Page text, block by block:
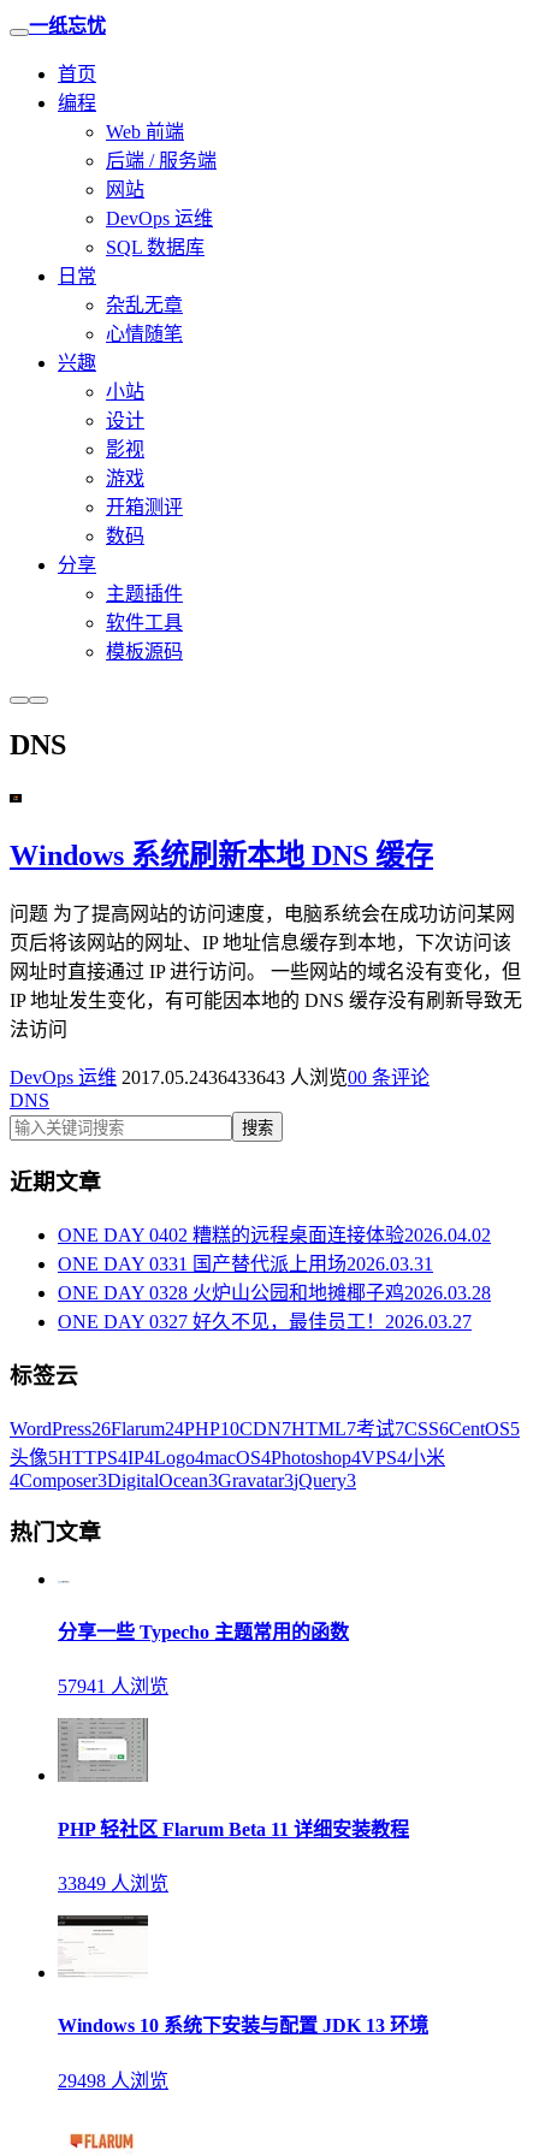
一纸忘忧
首页
编程
Web 前端
后端 / 服务端
网站
DevOps 运维
SQL 数据库
日常
杂乱无章
心情随笔
兴趣
小站
设计
影视
游戏
开箱测评
数码
分享
主题插件
软件工具
模板源码
DNS
Windows 系统刷新本地 DNS 缓存
问题 为了提高网站的访问速度，电脑系统会在成功访问某网
页后将该网站的网址、IP 地址信息缓存到本地，下次访问该
网址时直接通过 IP 进行访问。 一些网站的域名没有变化，但
IP 地址发生变化，有可能因本地的 DNS 缓存没有刷新导致无
法访问
DevOps 运维 2017.05.2436433643 人浏览00 条评论
DNS
搜索
近期文章
ONE DAY 0402 糟糕的远程桌面连接体验2026.04.02
ONE DAY 0331 国产替代派上用场2026.03.31
ONE DAY 0328 火炉山公园和地摊椰子鸡2026.03.28
ONE DAY 0327 好久不见，最佳员工！ 2026.03.27
标签云
WordPress26Flarum24PHP10CDN7HTML7考试7CSS6CentOS5
头像5HTTPS4IP4Logo4macOS4Photoshop4VPS4小米
4Composer3DigitalOcean3Gravatar3jQuery3
热门文章
分享一些 Typecho 主题常用的函数
57941 人浏览
PHP 轻社区 Flarum Beta 11 详细安装教程
33849 人浏览
Windows 10 系统下安装与配置 JDK 13 环境
29498 人浏览